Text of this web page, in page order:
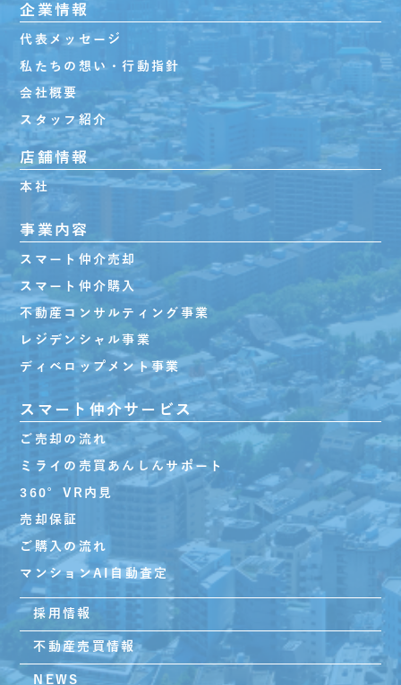
企業情報
代表メッセージ
私たちの想い・行動指針
会社概要
スタッフ紹介
店舗情報
本社
事業内容
スマート仲介売却
スマート仲介購入
不動産コンサルティング事業
レジデンシャル事業
ディベロップメント事業
スマート仲介サービス
ご売却の流れ
ミライの売買あんしんサポート
360°VR内見
売却保証
ご購入の流れ
マンションAI自動査定
採用情報
不動産売買情報
NEWS